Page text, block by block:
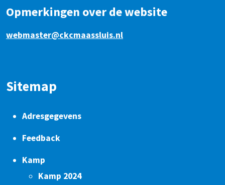
Opmerkingen over de website
webmaster@ckcmaassluis.nl
Sitemap
Adresgegevens
Feedback
Kamp
Kamp 2024